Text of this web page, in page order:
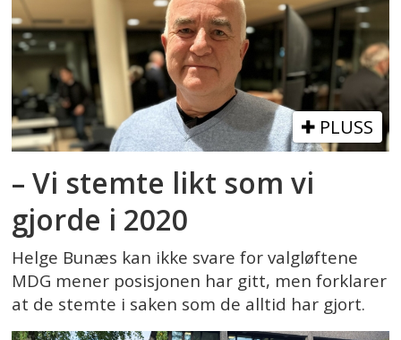
PLUSS
– Vi stemte likt som vi
gjorde i 2020
Helge Bunæs kan ikke svare for valgløftene
MDG mener posisjonen har gitt, men forklarer
at de stemte i saken som de alltid har gjort.